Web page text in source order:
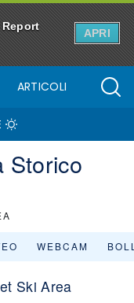
Report
APRI
ARTICOLI
Storico
WEBCAM
Ski Area